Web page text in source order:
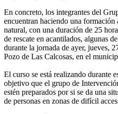
En concreto, los integrantes del
encuentran haciendo una formación
natural, con una duración de 25
de rescate en acantilados, algunas
durante la jornada de ayer, jueves,
Pozo de Las Calcosas, en el
El curso se está realizando durante
objetivo que el grupo de
estén preparados por si se da una
de personas en zonas de difícil